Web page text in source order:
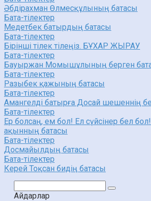
Әбдірахман Өлмесқұлының батасы
Бата-тілектер
Медетбек батырдың батасы
Бата-тілектер
Бірінші тілек тілеңіз. БҰХАР ЖЫРАУ
Бата-тілектер
Бауыржан Момышұлының берген
Бата-тілектер
Разыбек қажының батасы
Бата-тілектер
Амангелді батырға Досай шешеннің
Бата-тілектер
Ер болсаң, ем бол! Ел сүйсінер бел
ақынның батасы
Бата-тілектер
Досмайылдың батасы
Бата-тілектер
Керей Тоқсан бидің батасы
Айдарлар